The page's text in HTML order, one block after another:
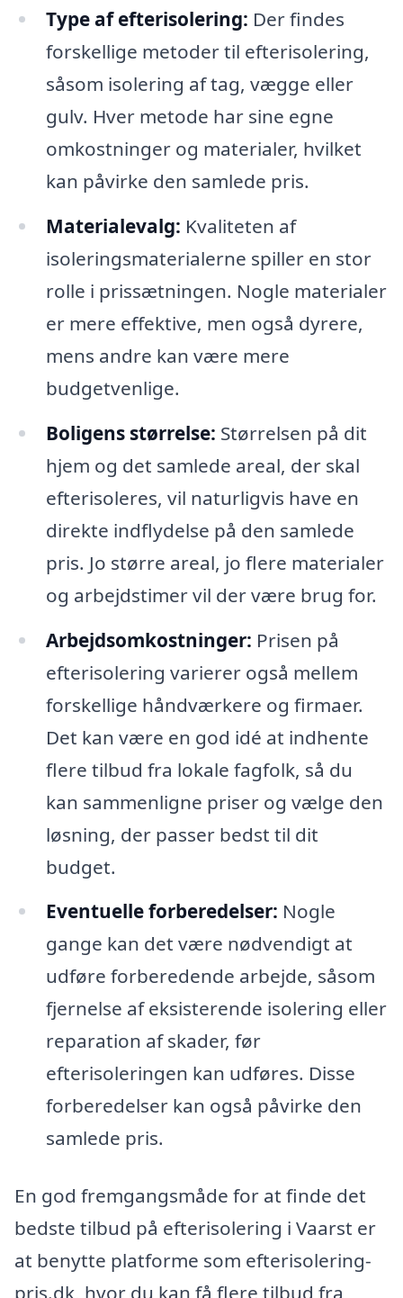
Type af efterisolering: Der findes
forskellige metoder til efterisolering,
såsom isolering af tag, vægge eller
gulv. Hver metode har sine egne
omkostninger og materialer, hvilket
kan påvirke den samlede pris.
Materialevalg: Kvaliteten af
isoleringsmaterialerne spiller en stor
rolle i prissætningen. Nogle materialer
er mere effektive, men også dyrere,
mens andre kan være mere
budgetvenlige.
Boligens størrelse: Størrelsen på dit
hjem og det samlede areal, der skal
efterisoleres, vil naturligvis have en
direkte indflydelse på den samlede
pris. Jo større areal, jo flere materialer
og arbejdstimer vil der være brug for.
Arbejdsomkostninger: Prisen på
efterisolering varierer også mellem
forskellige håndværkere og firmaer.
Det kan være en god idé at indhente
flere tilbud fra lokale fagfolk, så du
kan sammenligne priser og vælge den
løsning, der passer bedst til dit
budget.
Eventuelle forberedelser: Nogle
gange kan det være nødvendigt at
udføre forberedende arbejde, såsom
fjernelse af eksisterende isolering eller
reparation af skader, før
efterisoleringen kan udføres. Disse
forberedelser kan også påvirke den
samlede pris.
En god fremgangsmåde for at finde det
bedste tilbud på efterisolering i Vaarst er
at benytte platforme som efterisolering-
pris.dk, hvor du kan få flere tilbud fra